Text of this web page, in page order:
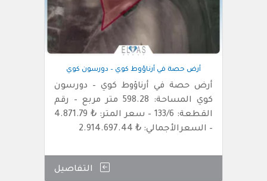
أرض حصة في أرناؤوط كوي – دورسون كوي
أرض حصة في أرناؤوط كوي – دورسون
كوي المساحة: 598.28 متر مربع – رقم
القطعة: 133/6 – سعر المتر: ₺ 4.871.79
– السعرالأجمالي: ₺ 2.914.697.44
التفاصيل